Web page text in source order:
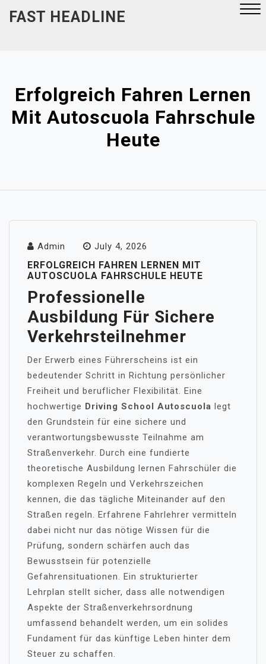
FAST HEADLINE
Erfolgreich Fahren Lernen
Mit Autoscuola Fahrschule
Heute
Admin July 4, 2026
ERFOLGREICH FAHREN LERNEN MIT
AUTOSCUOLA FAHRSCHULE HEUTE
Professionelle
Ausbildung Für Sichere
Verkehrsteilnehmer
Der Erwerb eines Führerscheins ist ein
bedeutender Schritt in Richtung persönlicher
Freiheit und beruflicher Flexibilität. Eine
hochwertige Driving School Autoscuola legt
den Grundstein für eine sichere und
verantwortungsbewusste Teilnahme am
Straßenverkehr. Durch eine fundierte
theoretische Ausbildung lernen Fahrschüler die
komplexen Regeln und Verkehrszeichen
kennen, die das tägliche Miteinander auf den
Straßen regeln. Erfahrene Fahrlehrer vermitteln
dabei nicht nur das nötige Wissen für die
Prüfung, sondern schärfen auch das
Bewusstsein für potenzielle
Gefahrensituationen. Ein strukturierter
Lehrplan stellt sicher, dass alle notwendigen
Aspekte der Straßenverkehrsordnung
umfassend behandelt werden, um ein solides
Fundament für das künftige Leben hinter dem
Steuer zu schaffen.